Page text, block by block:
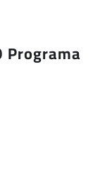
Programa